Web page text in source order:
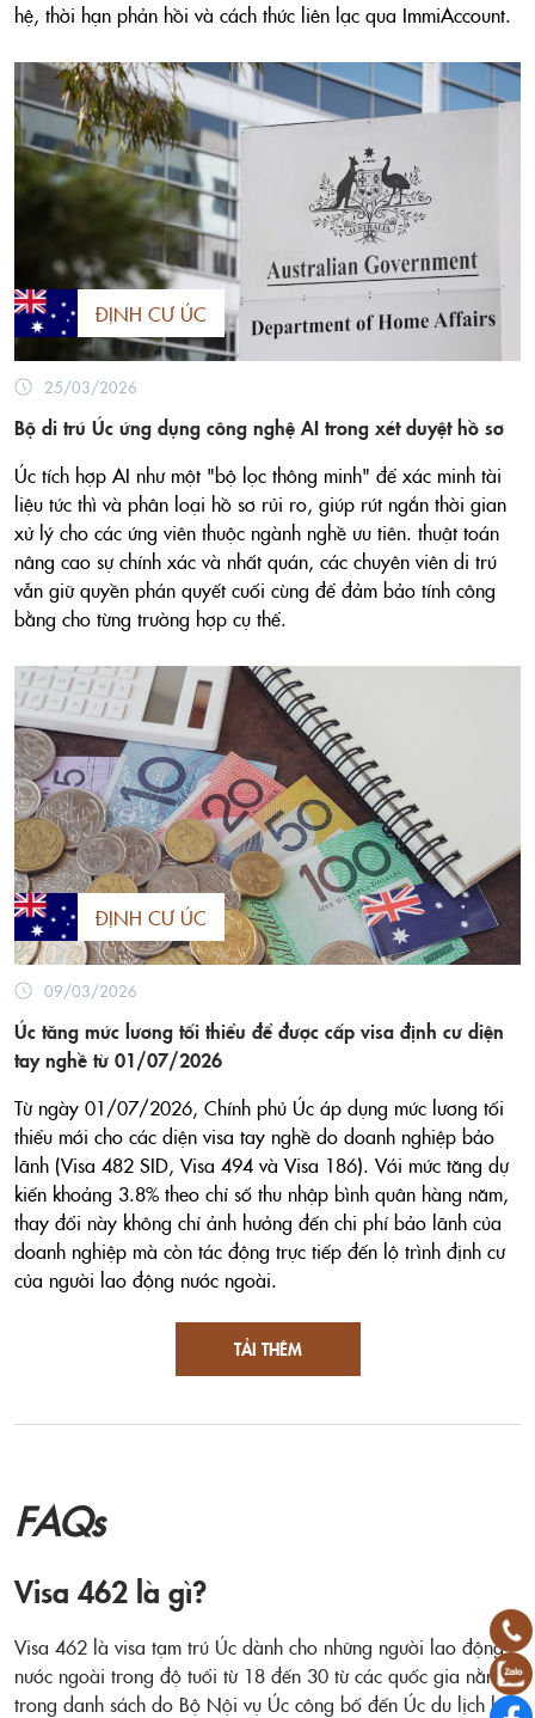
hệ, thời hạn phản hồi và cách thức liên lạc qua ImmiAccount.
ĐỊNH CƯ ÚC
25/03/2026
Bộ di trú Úc ứng dụng công nghệ AI trong xét duyệt hồ sơ
Úc tích hợp AI như một "bộ lọc thông minh" để xác minh tài
liệu tức thì và phân loại hồ sơ rủi ro, giúp rút ngắn thời gian
xử lý cho các ứng viên thuộc ngành nghề ưu tiên. thuật toán
nâng cao sự chính xác và nhất quán, các chuyên viên di trú
vẫn giữ quyền phán quyết cuối cùng để đảm bảo tính công
bằng cho từng trường hợp cụ thể.
ĐỊNH CƯ ÚC
09/03/2026
Úc tăng mức lương tối thiểu để được cấp visa định cư diện
tay nghề từ 01/07/2026
Từ ngày 01/07/2026, Chính phủ Úc áp dụng mức lương tối
thiểu mới cho các diện visa tay nghề do doanh nghiệp bảo
lãnh (Visa 482 SID, Visa 494 và Visa 186). Với mức tăng dự
kiến khoảng 3.8% theo chỉ số thu nhập bình quân hàng năm,
thay đổi này không chỉ ảnh hưởng đến chi phí bảo lãnh của
doanh nghiệp mà còn tác động trực tiếp đến lộ trình định cư
của người lao động nước ngoài.
TẢI THÊM
FAQs
Visa 462 là gì?
Visa 462 là visa tạm trú Úc dành cho những người lao động
nước ngoài trong độ tuổi từ 18 đến 30 từ các quốc gia nằm
trong danh sách do Bộ Nội vụ Úc công bố đến Úc du lịch kết